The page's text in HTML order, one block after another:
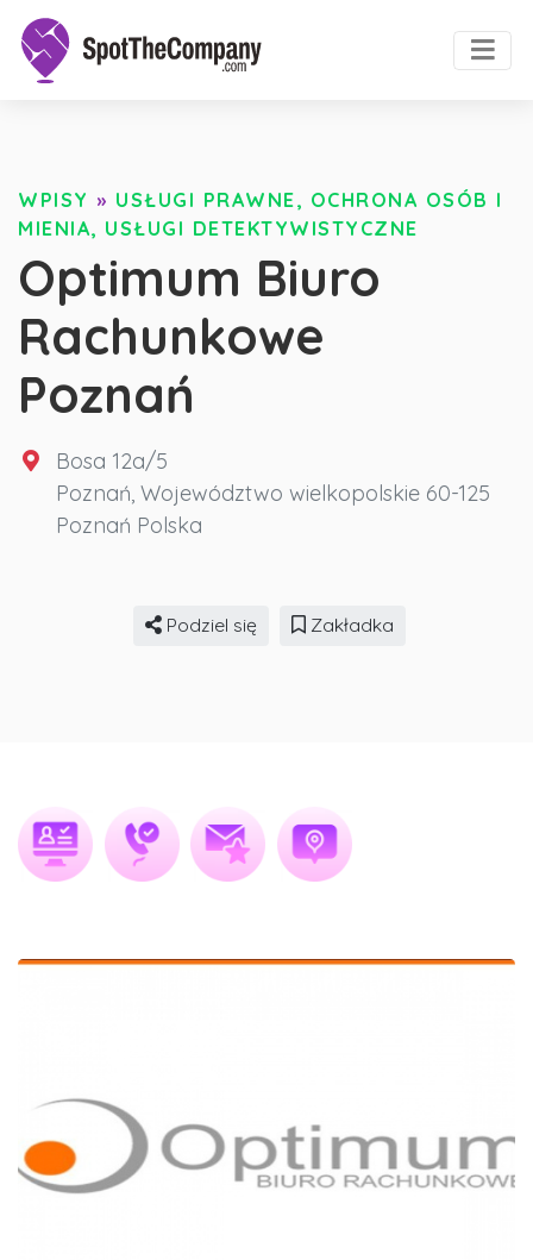
WPISY » USŁUGI PRAWNE, OCHRONA OSÓB I
MIENIA, USŁUGI DETEKTYWISTYCZNE
Optimum Biuro
Rachunkowe
Poznań
Bosa 12a/5
Poznań, Województwo wielkopolskie 60-125
Poznań Polska
Podziel się Zakładka